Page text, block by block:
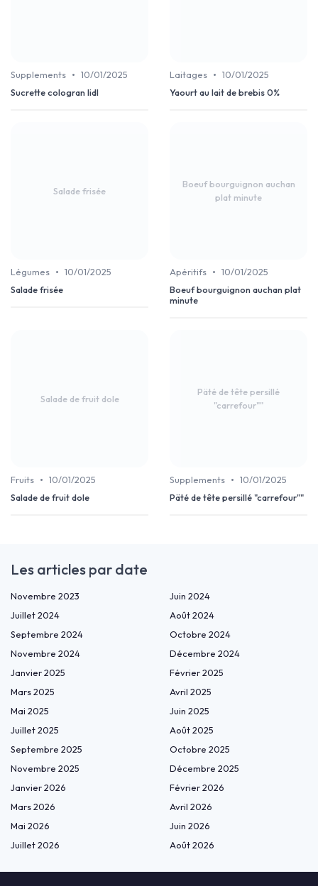
Supplements • 10/01/2025
Sucrette cologran lidl
Laitages • 10/01/2025
Yaourt au lait de brebis 0%
Salade frisée
Légumes • 10/01/2025
Salade frisée
Boeuf bourguignon auchan
plat minute
Apéritifs • 10/01/2025
Boeuf bourguignon auchan plat
minute
Salade de fruit dole
Fruits • 10/01/2025
Salade de fruit dole
Päté de tête persillé
"carrefour""
Supplements • 10/01/2025
Päté de tête persillé "carrefour""
Les articles par date
Novembre 2023
Juin 2024
Juillet 2024
Août 2024
Septembre 2024
Octobre 2024
Novembre 2024
Décembre 2024
Janvier 2025
Février 2025
Mars 2025
Avril 2025
Mai 2025
Juin 2025
Juillet 2025
Août 2025
Septembre 2025
Octobre 2025
Novembre 2025
Décembre 2025
Janvier 2026
Février 2026
Mars 2026
Avril 2026
Mai 2026
Juin 2026
Juillet 2026
Août 2026